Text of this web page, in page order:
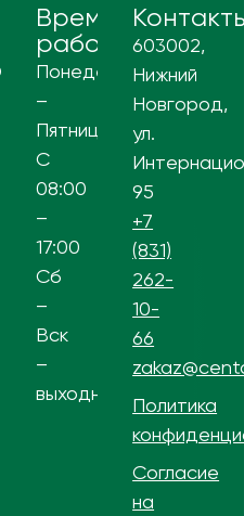
Время
работы
Понедельник
–
Пятница
С
08:00
–
17:00
Сб
–
Вск
–
выходной
603002,
Нижний
Новгород,
ул.
95
+7
(831)
262-
10-
66
Политика
Согласие
на